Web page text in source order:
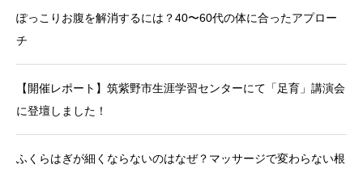
ぽっこりお腹を解消するには？40〜60代の体に合ったアプロー
チ
【開催レポート】筑紫野市生涯学習センターにて「足育」講演会
に登壇しました！
ふくらはぎが細くならないのはなぜ？マッサージで変わらない根